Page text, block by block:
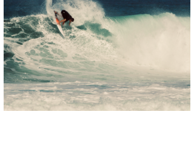
waka☆=
YUKI☆
たっちー
ハンマー